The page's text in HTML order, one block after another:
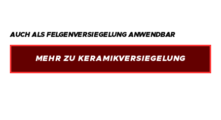
AUCH ALS FELGENVERSIEGELUNG ANWENDBAR
MEHR ZU KERAMIKVERSIEGELUNG